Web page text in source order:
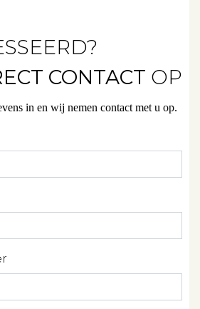
CONTACT OP
in en wij nemen contact met u op.